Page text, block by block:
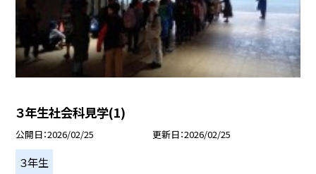
３年生社会科見学(1)
公開日 2026/02/25 更新日 2026/02/25
３年生